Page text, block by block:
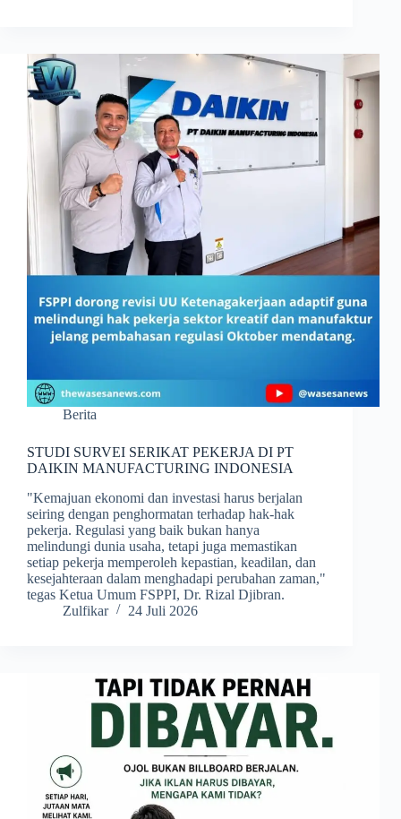
Berita
STUDI SURVEI SERIKAT PEKERJA DI PT
DAIKIN MANUFACTURING INDONESIA
​"Kemajuan ekonomi dan investasi harus berjalan
seiring dengan penghormatan terhadap hak-hak
pekerja. Regulasi yang baik bukan hanya
melindungi dunia usaha, tetapi juga memastikan
setiap pekerja memperoleh kepastian, keadilan, dan
kesejahteraan dalam menghadapi perubahan zaman,"
tegas Ketua Umum FSPPI, Dr. Rizal Djibran.
Zulfikar
24 Juli 2026